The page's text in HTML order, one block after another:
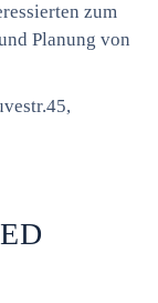
zum
Planung von